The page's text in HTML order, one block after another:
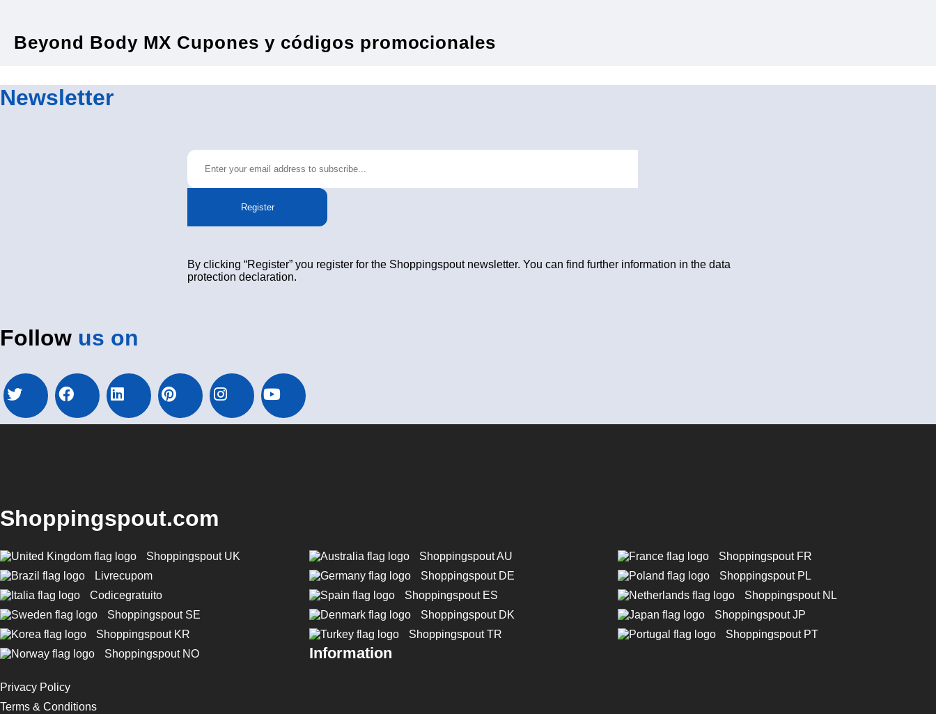
Beyond Body MX Cupones y códigos promocionales
Newsletter
Register
By clicking “Register” you register for the Shoppingspout newsletter. You can find further information in the data
protection declaration.
Follow us on
Shoppingspout.com
Shoppingspout UK Shoppingspout AU
Shoppingspout FR
Livrecupom
Shoppingspout DE
Shoppingspout PL
Codicegratuito
Shoppingspout ES
Shoppingspout NL
Shoppingspout SE
Shoppingspout DK
Shoppingspout JP
Shoppingspout KR
Shoppingspout TR
Shoppingspout PT
Shoppingspout NO
Information
Privacy Policy
Terms & Conditions